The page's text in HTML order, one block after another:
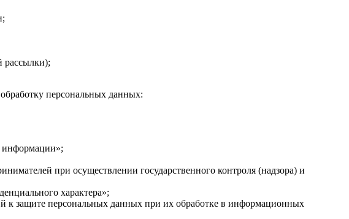
рассылки);
персональных данных:
при осуществлении государственного контроля (надзора) и
характера»;
к защите персональных данных при их обработке в информационных